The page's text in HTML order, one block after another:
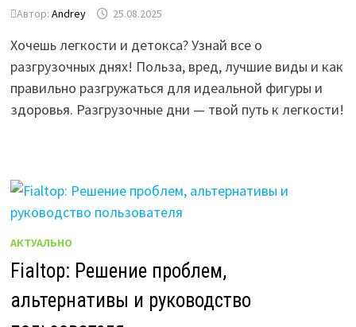
Автор:Andrey 25.08.2025
Хочешь легкости и детокса? Узнай все о
разгрузочных днях! Польза, вред, лучшие виды и как
правильно разгружаться для идеальной фигуры и
здоровья. Разгрузочные дни — твой путь к легкости!
АКТУАЛЬНО
Fialtop: Решение проблем,
альтернативы и руководство